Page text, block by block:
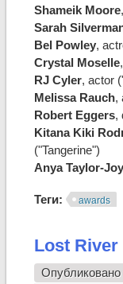
Shameik Moore
Sarah
Bel Powley,
Crystal Moselle
RJ Cyler, actor
Melissa Rauch,
Robert Eggers,
Kitana Kiki
("Tangerine")
Anya Taylor-Joy
Теги: awards
Lost
Опубликовано